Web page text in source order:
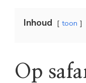
Inhoud toon
Op